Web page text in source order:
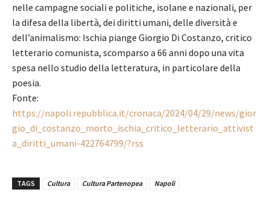
nelle campagne sociali e politiche, isolane e nazionali, per
la difesa della libertà, dei diritti umani, delle diversità e
dell’animalismo: Ischia piange Giorgio Di Costanzo, critico
letterario comunista, scomparso a 66 anni dopo una vita
spesa nello studio della letteratura, in particolare della
poesia.
Fonte:
https://napoli.repubblica.it/cronaca/2024/04/29/news/gior
gio_di_costanzo_morto_ischia_critico_letterario_attivist
a_diritti_umani-422764799/?rss
TAGS Cultura Cultura Partenopea Napoli